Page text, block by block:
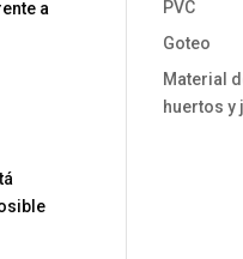
a
PVC
Goteo
Material
huertos y